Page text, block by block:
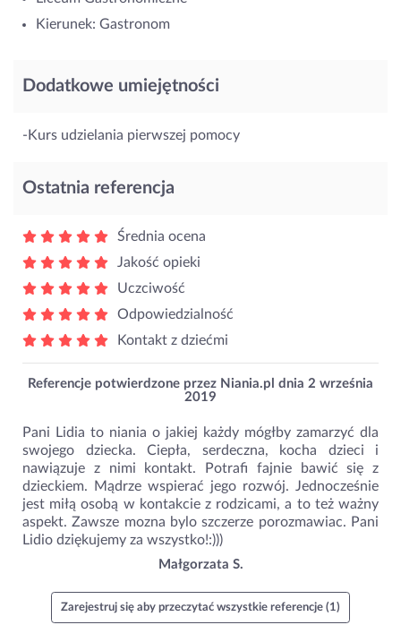
Kierunek: Gastronom
Dodatkowe umiejętności
-Kurs udzielania pierwszej pomocy
Ostatnia referencja
Średnia ocena
Jakość opieki
Uczciwość
Odpowiedzialność
Kontakt z dziećmi
Referencje potwierdzone przez Niania.pl dnia 2 września
2019
Pani Lidia to niania o jakiej każdy mógłby zamarzyć dla
swojego dziecka. Ciepła, serdeczna, kocha dzieci i
nawiązuje z nimi kontakt. Potrafi fajnie bawić się z
dzieckiem. Mądrze wspierać jego rozwój. Jednocześnie
jest miłą osobą w kontakcie z rodzicami, a to też ważny
aspekt. Zawsze mozna bylo szczerze porozmawiac. Pani
Lidio dziękujemy za wszystko!:)))
Małgorzata S.
Zarejestruj się aby przeczytać wszystkie referencje (1)